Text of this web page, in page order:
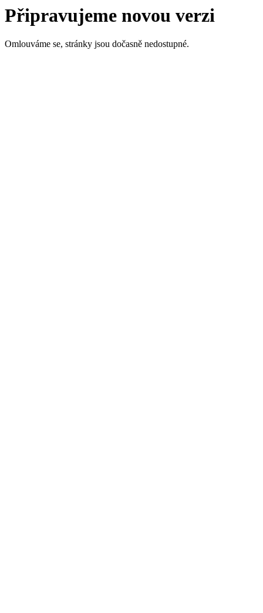
Připravujeme novou verzi
Omlouváme se, stránky jsou dočasně nedostupné.